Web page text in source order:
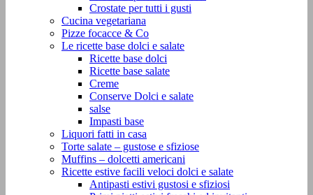
Crostate per tutti i gusti
Cucina vegetariana
Pizze focacce & Co
Le ricette base dolci e salate
Ricette base dolci
Ricette base salate
Creme
Conserve Dolci e salate
salse
Impasti base
Liquori fatti in casa
Torte salate – gustose e sfiziose
Muffins – dolcetti americani
Ricette estive facili veloci dolci e salate
Antipasti estivi gustosi e sfiziosi